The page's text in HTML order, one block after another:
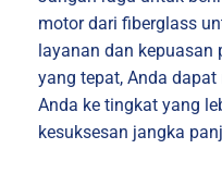
motor dari fiberglass
layanan dan kepuasan
yang tepat, Anda
Anda ke tingkat yang
kesuksesan jangka